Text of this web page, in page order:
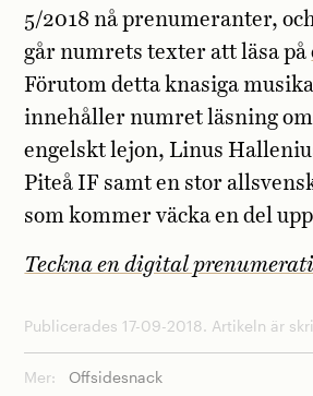
5/2018 nå prenumeranter,
går numrets texter att läsa på
Förutom detta knasiga
innehåller numret läsning
engelskt lejon, Linus
Piteå IF samt en stor
som kommer väcka en del
Teckna en digital
Publicerades 17-09-2018. Artikeln är
Mer: Offsidesnack